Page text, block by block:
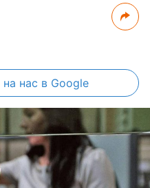
на нас в Google